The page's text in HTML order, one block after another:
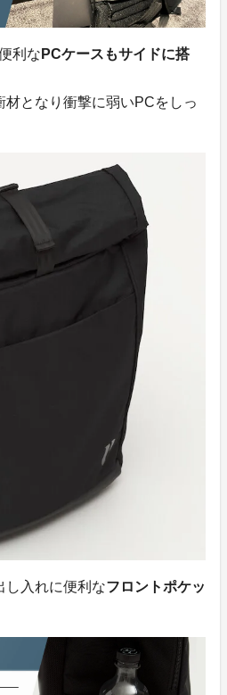
利な PCケースもサイドに搭
となり衝撃に弱いPCをしっ
し入れに便利なフロントポケッ